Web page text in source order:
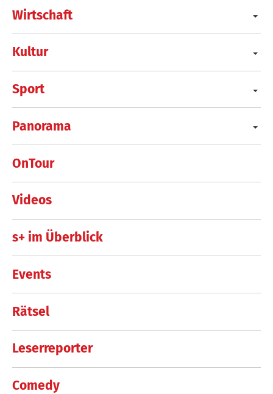
Wirtschaft
Kultur
Sport
Panorama
OnTour
Videos
s+ im Überblick
Events
Rätsel
Leserreporter
Comedy